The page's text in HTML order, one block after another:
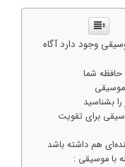
وجود دارد آگاه
موسیقی
بشناسید
برای تقویت
هم داشته باشد
با موسیقی :